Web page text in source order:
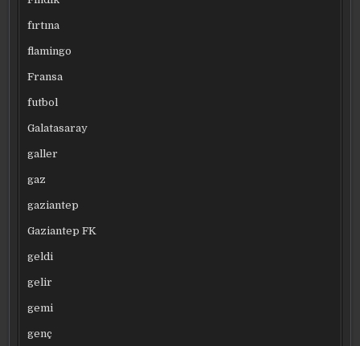
fırtına
flamingo
Fransa
futbol
Galatasaray
galler
gaz
gaziantep
Gaziantep FK
geldi
gelir
gemi
genç